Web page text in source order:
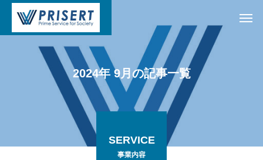
2024年 9月 の記事一覧
SERVICE
事業内容